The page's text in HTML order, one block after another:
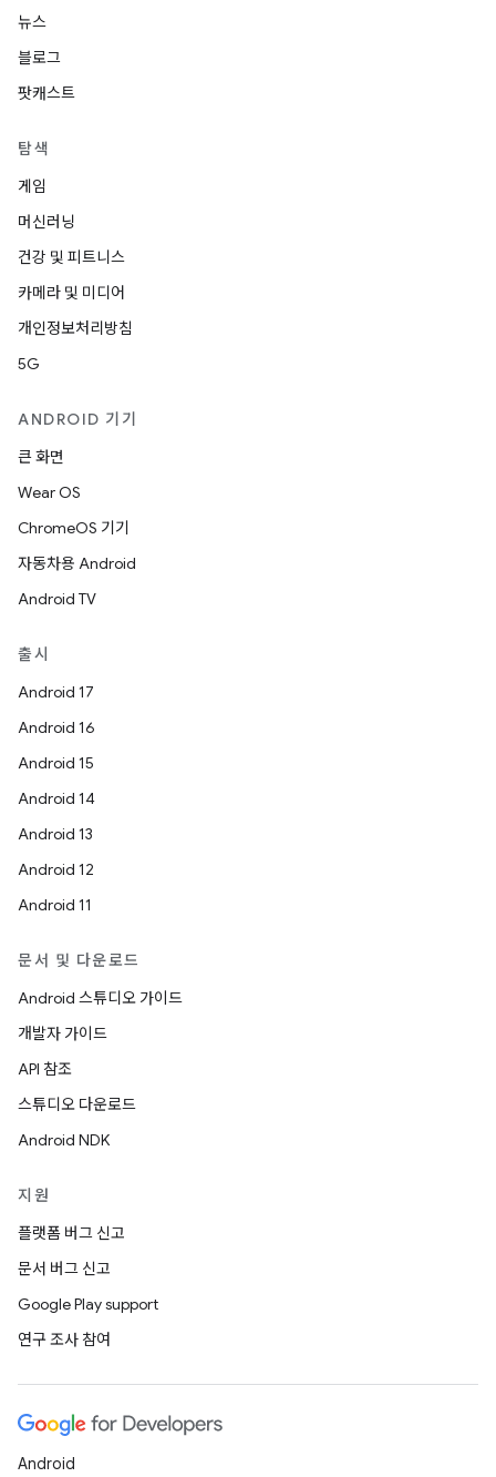
뉴스
블로그
팟캐스트
탐색
게임
머신러닝
건강 및 피트니스
카메라 및 미디어
개인정보처리방침
5G
ANDROID 기기
큰 화면
Wear OS
ChromeOS 기기
자동차용 Android
Android TV
출시
Android 17
Android 16
Android 15
Android 14
Android 13
Android 12
Android 11
문서 및 다운로드
Android 스튜디오 가이드
개발자 가이드
API 참조
스튜디오 다운로드
Android NDK
지원
플랫폼 버그 신고
문서 버그 신고
Google Play support
연구 조사 참여
Android